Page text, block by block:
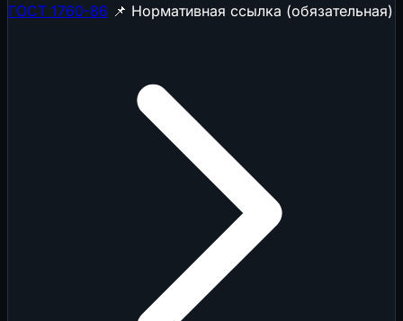
ГОСТ 1760-86 📌 Нормативная ссылка (обязательная)